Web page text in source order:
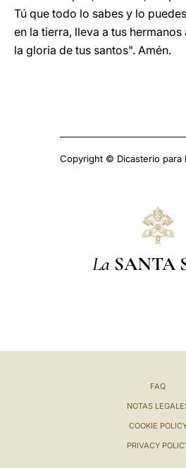
Tú que todo lo sabes y lo
en la tierra, lleva a tus
la gloria de tus santos". Amén.
Copyright © Dicasterio para
La SANTA
FAQ
NOTAS
COOKIE
PRIVACY